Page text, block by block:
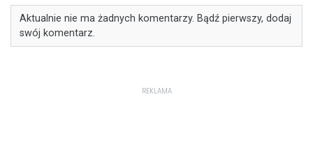
Aktualnie nie ma żadnych komentarzy. Bądź pierwszy, dodaj
swój komentarz.
REKLAMA